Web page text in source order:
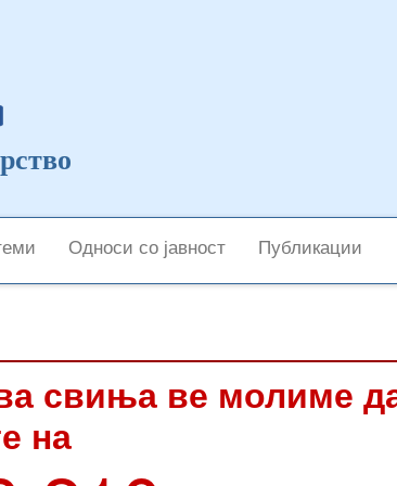
Односи со јавност Публикации
свиња ве молиме
на